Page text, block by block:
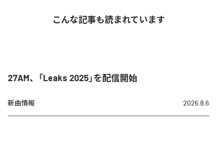
こんな記事も読まれています
27AM、「Leaks 2025」を配信開始
新曲情報 2026.8.6